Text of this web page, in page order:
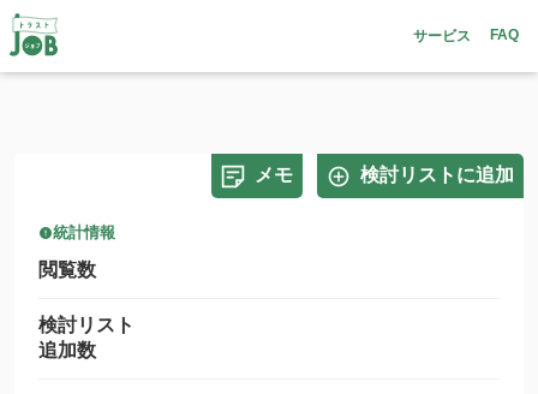
サービス FAQ
メモ 検討リストに追加
統計情報
閲覧数
検討リスト
追加数